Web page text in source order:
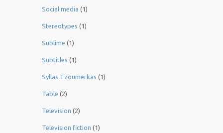
Social media (1)
Stereotypes (1)
Sublime (1)
Subtitles (1)
Syllas Tzoumerkas (1)
Table (2)
Television (2)
Television fiction (1)